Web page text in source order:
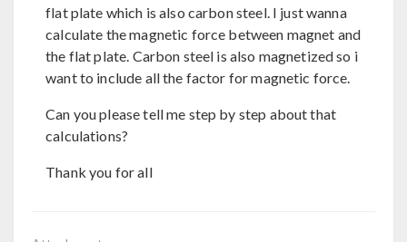
flat plate which is also carbon steel. I just wanna
calculate the magnetic force between magnet and
the flat plate. Carbon steel is also magnetized so i
want to include all the factor for magnetic force.
Can you please tell me step by step about that
calculations?
Thank you for all